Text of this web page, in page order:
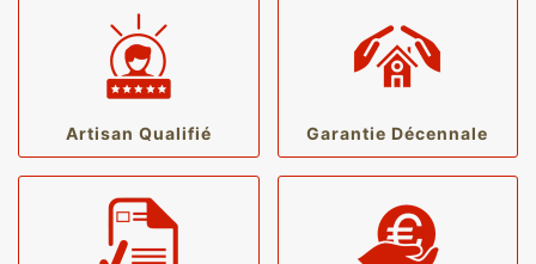
Artisan Qualifié Garantie Décennale